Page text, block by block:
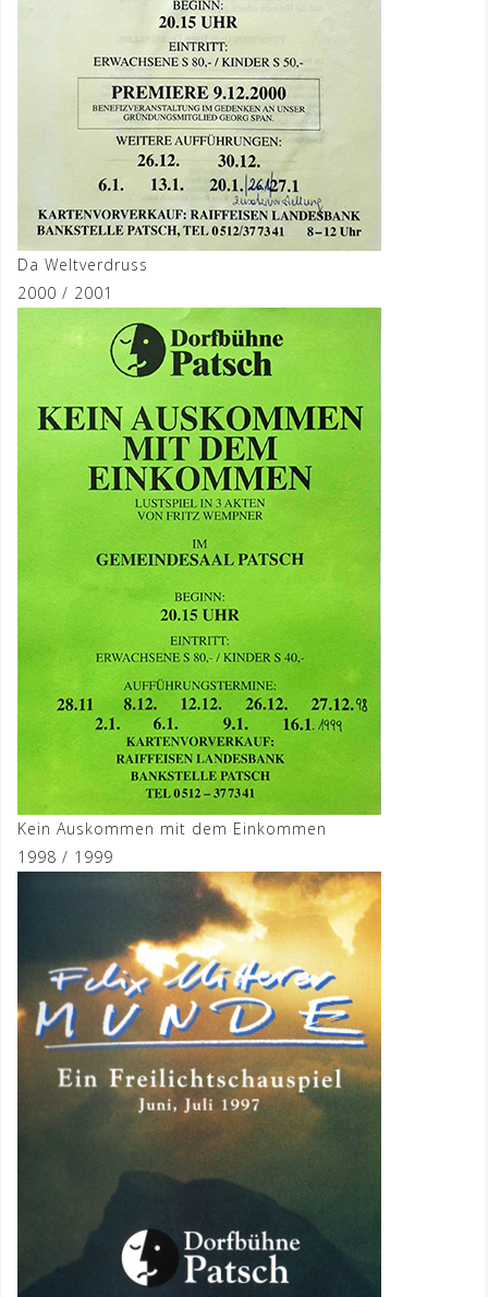
Da Weltverdruss
2000 / 2001
Kein Auskommen mit dem Einkommen
1998 / 1999